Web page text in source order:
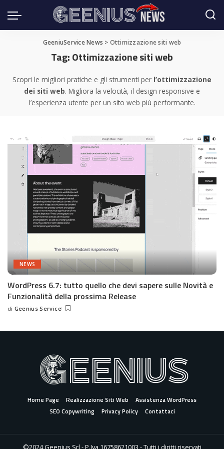
GeeniuService News > Ottimizzazione siti web
Tag:Ottimizzazione siti web
Scopri le migliori pratiche e gli strumenti per l’ottimizzazione
dei siti web. Migliora la velocità, il design responsive e
l’esperienza utente per un sito web più performante.
NEWS
WordPress 6.7: tutto quello che devi sapere sulle Novità e
Funzionalità della prossima Release
Posted
di Geenius Service
Home Page Realizzazione Siti Web
Assistenza WordPress
SEO Copywriting
Privacy Policy Contattaci
©2024 Geenjus Srl - P.Iva 16758621003 - Tutti i diritti riservati